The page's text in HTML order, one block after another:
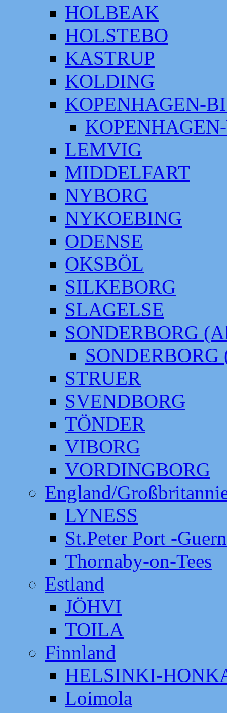
HOLBEAK
HOLSTEBO
KASTRUP
KOLDING
KOPENHAGEN-
LEMVIG
MIDDELFART
NYBORG
NYKOEBING
ODENSE
OKSBÖL
SILKEBORG
SLAGELSE
SONDERBORG
SONDERBORG
STRUER
SVENDBORG
TÖNDER
VIBORG
VORDINGBORG
England/
LYNESS
St.Peter Port -
Thornaby-on-Tees
Estland
JÖHVI
TOILA
Finnland
HELSINKI-
Loimola